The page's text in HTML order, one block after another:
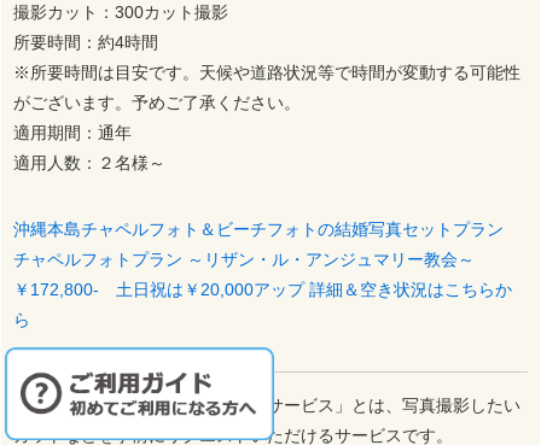
撮影カット：300カット撮影
所要時間：約4時間
※所要時間は目安です。天候や道路状況等で時間が変動する可能性
がございます。予めご了承ください。
適用期間：通年
適用人数：２名様～
沖縄本島チャペルフォト＆ビーチフォトの結婚写真セットプラン
チャペルフォトプラン ～リザン・ル・アンジュマリー教会～
￥172,800- 土日祝は￥20,000アップ 詳細＆空き状況はこちらか
ら
・「シチュエーションリクエストサービス」とは、写真撮影したい
カットなどを事前にリクエストいただけるサービスです。